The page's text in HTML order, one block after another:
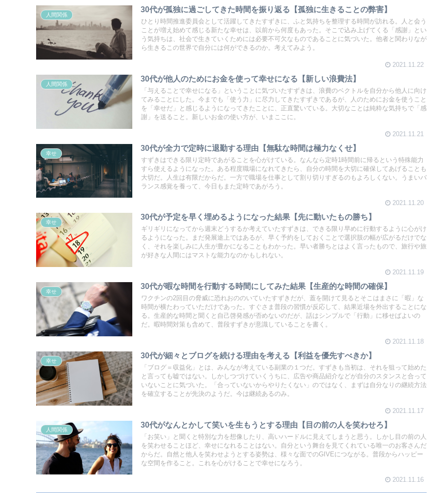
人間関係
30代が孤独に過ごしてきた時間を振り返る【孤独に生きることの弊害】
ひとり時間推進委員会として活躍してきたすずきに、ふと気持ちを整理する時間が訪れる。人と会う
ことが増え始めて感じる新たな幸せは、以前から何度もあった。そこで込み上げてくる「感謝」とい
う気持ちは、社会で生きていくためには必要不可欠なものであることに気づいた。他者と関わりなが
ら生きるこの世界で自分には何ができるのか。考えてみよう。
2021.11.22
人間関係
30代が他人のためにお金を使って幸せになる【新しい浪費法】
「与えることで幸せになる」ということに気づいたすずきは、浪費のベクトルを自分から他人に向け
てみることにした。今までも「使う力」に尽力してきたすずきであるが、人のためにお金を使うこと
を「幸せだ」と感じるようになってきたことに、正直驚いている。大切なことは純粋な気持ちで「感
謝」を送ること。新しいお金の使い方が、いまここに。
2021.11.21
幸せ
30代が全力で定時に退勤する理由【無駄な時間は極力なくせ】
すずきはできる限り定時であがることを心がけている。なんなら定時1時間前に帰るという特殊能力
すら使えるようになった。ある程度職場になれてきたら、自分の時間を大切に確保してあげることも
大切だ。人生は有限だからだ。一方で職場を仕事として割り切りすぎるのもよろしくない。うまいバ
ランス感覚を養って、今日もまた定時であがろう。
2021.11.20
幸せ
30代が予定を早く埋めるようになった結果【先に動いたもの勝ち】
ギリギリになってから週末どうするか考えていたすずきは、できる限り早めに行動するように心がけ
るようになった。まだ発展途上ではあるが、早く予約をしておくことで選択肢の幅が広がるだけでな
く、それを楽しみに人生が豊かになることもわかった。早い者勝ちとはよく言ったもので、旅行や旅
が好きな人間にはマストな能力なのかもしれない。
2021.11.19
幸せ
30代が暇な時間を行動する時間にしてみた結果【生産的な時間の確保】
ワクチンの2回目の脅威に恐れおののいていたすずきだが、蓋を開けて見るとそこはまさに「暇」な
時間が横たわっていただけであった。すぐさま普段の習慣が反応して、結果近場を外出することにな
る。生産的な時間と聞くと自己啓発感が否めないのだが、話はシンプルで「行動」に移せばよいの
だ。暇時間対策も含めて、普段すずきが意識していることを書く。
2021.11.18
幸せ
30代が細々とブログを続ける理由を考える【利益を優先すべきか】
「ブログ＝収益化」とは、みんなが考えている副業の１つだ。すずきも当初は、それを狙って始めた
と言っても嘘ではない。しかしつづけていくうちに、広告や商品紹介などが自分のスタンスと合って
いないことに気づいた。「合っていないからやりたくない」のではなく、まずは自分なりの継続方法
を確立することが先決のようだ。今は継続あるのみ。
2021.11.17
人間関係
30代がなんとかして笑いを生もうとする理由【目の前の人を笑わせろ】
「お笑い」と聞くと特別な力を想像したり、高いハードルに見えてしまうと思う。しかし目の前の人
を笑わせることほど、幸せになれることはない。自分という舞台を見てくれている唯一のお客さんだ
からだ。自然と他人を笑わせようとする姿勢は、様々な面でのGIVEにつながる。普段からハッピー
な空間を作ること。これを心がけることで幸せになろう。
2021.11.16